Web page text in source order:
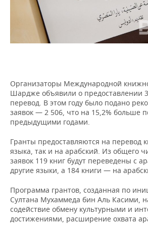
НЕФТЕХИМИЯ
НЕФТЬ
РОЗНИЧНАЯ ТОРГОВЛЯ
ТРАНСПОРТ
НОВОСТИ ТЕХНОЛОГИЙ
IT
ТЕЛЕКОММУНИКАЦИИ
МЕРОПРИЯТИЯ
НОВОСТИ МЕРОПРИЯТИЙ
БИЗНЕС-БРАНЧИ
ONLINE-КОНФЕРЕНЦИИ
СПОРТ
ФУТБОЛ
ХОККЕЙ
ВОЛЕЙБОЛ
ФИГУРНОЕ КАТАНИЕ
НОВОСТИ ОБЩЕСТВА
ВЛАСТЬ
ИСТОРИЯ
МЕДИЦИНА
ФОТОГАЛЕРЕЯ
СЮЖЕТЫ
СПИСОК ПЕРСОН
ПОЛНАЯ ВЕРСИЯ
Организаторы Международной
Шардже объявили о предоставлении
перевод. В этом году было подано
заявок — 2 506, что на 15,2% больше
предыдущими годами.
Гранты предоставляются на перевод
языка, так и на арабский. Из общего
заявок 119 книг будут переведены с
другие языки, а 184 книги — на
Программа грантов, созданная по
Султана Мухаммеда бин Аль Касими,
содействие обмену культурными и
достижениями, расширение охвата